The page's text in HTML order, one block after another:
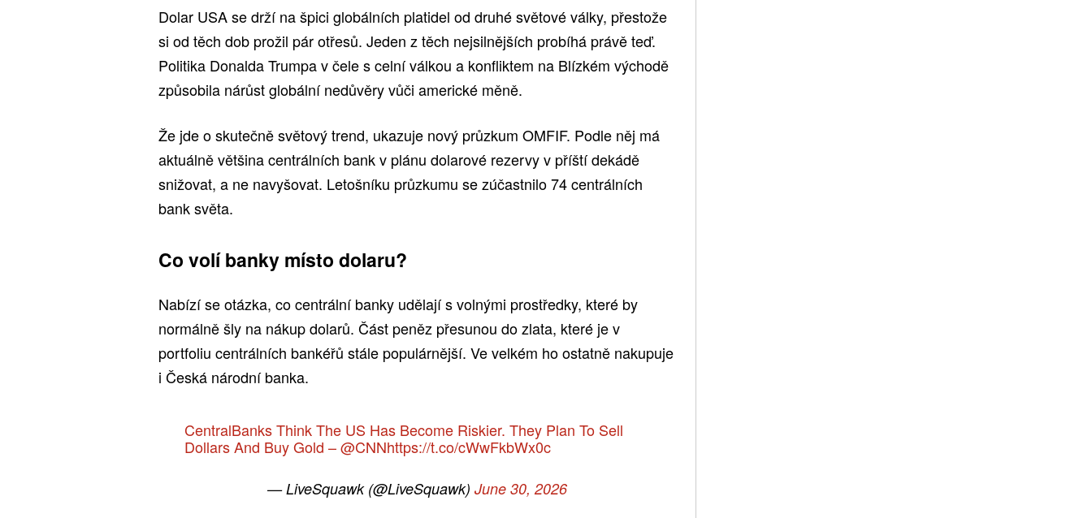
Dolar USA se drží na špici globálních platidel od druhé světové války, přestože
si od těch dob prožil pár otřesů. Jeden z těch nejsilnějších probíhá právě teď.
Politika Donalda Trumpa v čele s celní válkou a konfliktem na Blízkém východě
způsobila nárůst globální nedůvěry vůči americké měně.
Že jde o skutečně světový trend, ukazuje nový průzkum OMFIF. Podle něj má
aktuálně většina centrálních bank v plánu dolarové rezervy v příští dekádě
snižovat, a ne navyšovat. Letošníku průzkumu se zúčastnilo 74 centrálních
bank světa.
Co volí banky místo dolaru?
Nabízí se otázka, co centrální banky udělají s volnými prostředky, které by
normálně šly na nákup dolarů. Část peněz přesunou do zlata, které je v
portfoliu centrálních bankéřů stále populárnější. Ve velkém ho ostatně nakupuje
i Česká národní banka.
CentralBanks Think The US Has Become Riskier. They Plan To Sell
Dollars And Buy Gold –@CNNhttps://t.co/cWwFkbWx0c
— LiveSquawk (@LiveSquawk)June 30, 2026